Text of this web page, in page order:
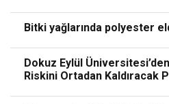
Bitki yağlarında polyester
Dokuz Eylül
Riskini Ortadan Kaldıracak